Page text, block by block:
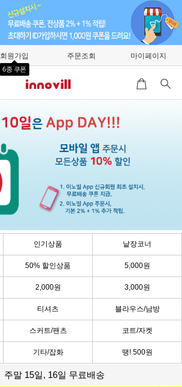
회원가입
6종 쿠폰
주문조회 마이페이지
인기상품 낱장코너
50% 할인상품 5,000원
2,000원 3,000원
티셔츠 블라우스/남방
스커트/팬츠 코트/자켓
기타/잡화 땡! 500원
주말 15일, 16일 무료배송